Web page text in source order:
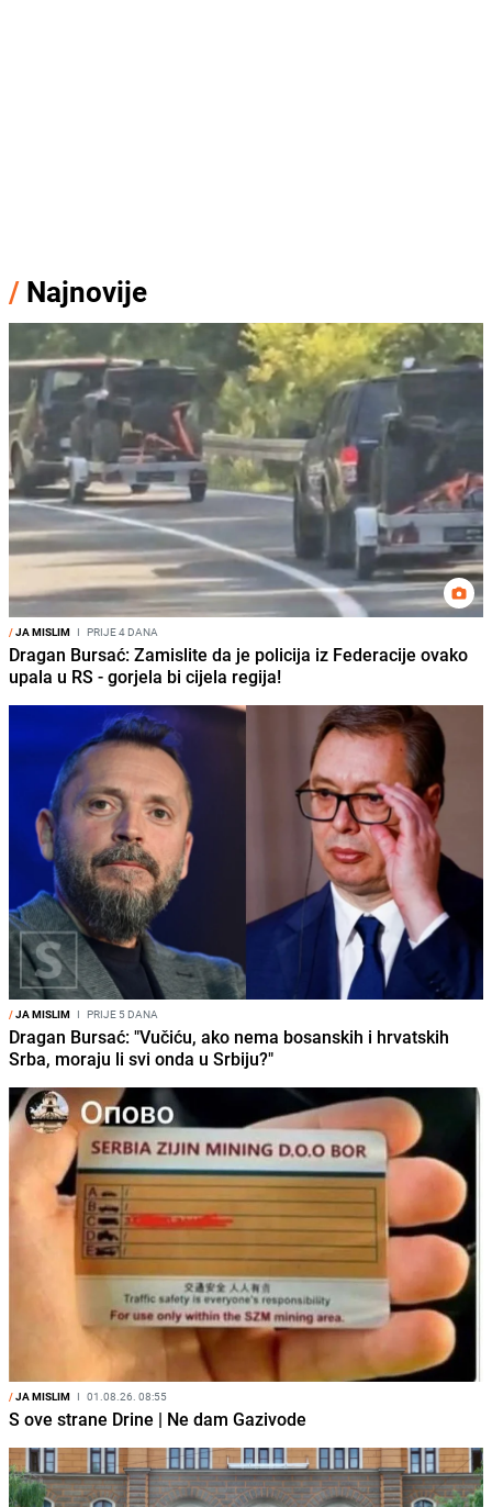
/ Najnovije
/JA MISLIM I PRIJE 4 DANA
Dragan Bursać: Zamislite da je policija iz Federacije ovako
upala u RS - gorjela bi cijela regija!
/JA MISLIM I PRIJE 5 DANA
Dragan Bursać: "Vučiću, ako nema bosanskih i hrvatskih
Srba, moraju li svi onda u Srbiju?"
/JA MISLIM I 01.08.26. 08:55
S ove strane Drine | Ne dam Gazivode